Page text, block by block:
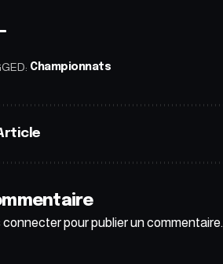
Championnats
connecterpour publier un commentaire.